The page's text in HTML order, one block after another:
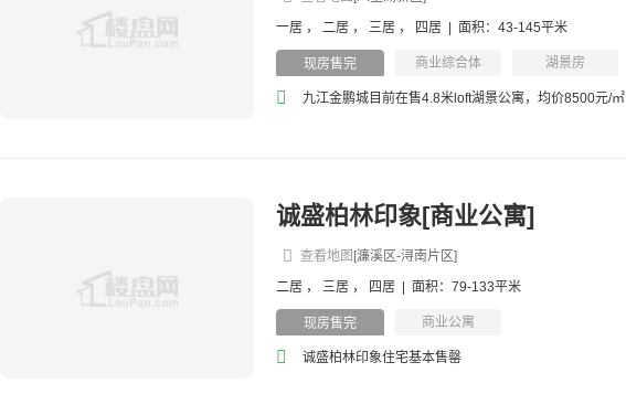
一居 ， 二居 ， 三居 ， 四居 面积：43-145平米
现房售完 商业综合体 湖景房
九江金鹏城目前在售4.8米loft湖景公寓，均价8500元/㎡
诚盛柏林印象[商业公寓]
[濂溪区-浔南片区]
查看地图
二居 ， 三居 ， 四居 面积：79-133平米
现房售完 商业公寓
诚盛柏林印象住宅基本售罄